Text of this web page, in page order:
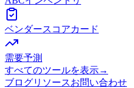
ベンダースコアカード
需要予測
すべてのツールを表示→
ブログリソースお問い合わせ